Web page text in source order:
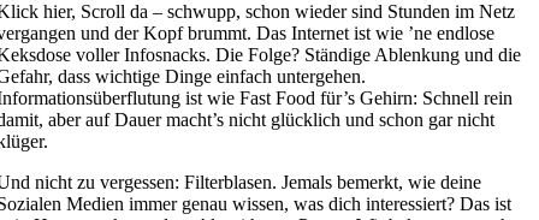
hier, Scroll da – schwupp, schon wieder sind Stunden im Netz
und der Kopf brummt. Das Internet ist wie ’ne endlose
voller Infosnacks. Die Folge? Ständige Ablenkung und die
dass wichtige Dinge einfach untergehen.
ist wie Fast Food für’s Gehirn: Schnell rein
aber auf Dauer macht’s nicht glücklich und schon gar nicht
nicht zu vergessen: Filterblasen. Jemals bemerkt, wie deine
Medien immer genau wissen, was dich interessiert? Das ist